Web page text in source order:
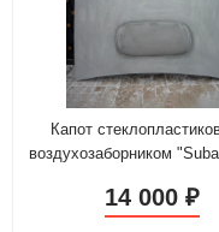
Капот
воздухозаборником
14 000₽